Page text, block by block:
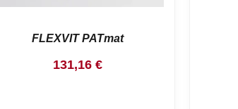
FLEXVIT PATmat
131,16€